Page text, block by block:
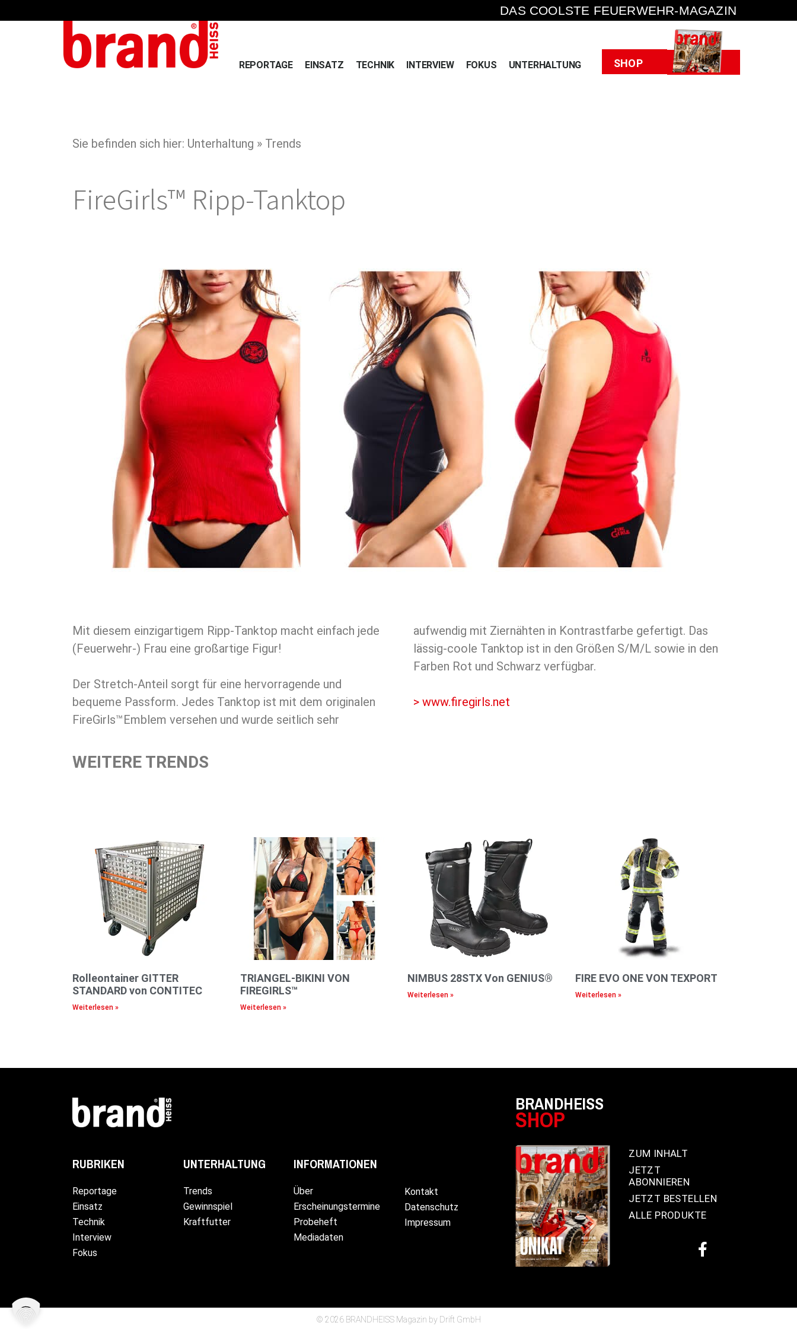
DAS COOLSTE FEUERWEHR-MAGAZIN
REPORTAGE EINSATZ TECHNIK INTERVIEW FOKUS UNTERHALTUNG SHOP Heft
Sie befinden sich hier: Unterhaltung » Trends
FireGirls™ Ripp-Tanktop
Mit diesem einzigartigem Ripp-Tanktop macht einfach jede
(Feuerwehr-) Frau eine großartige Figur!
Der Stretch-Anteil sorgt für eine hervorragende und
bequeme Passform. Jedes Tanktop ist mit dem originalen
FireGirls™Emblem versehen und wurde seitlich sehr
aufwendig mit Ziernähten in Kontrastfarbe gefertigt. Das
lässig-coole Tanktop ist in den Größen S/M/L sowie in den
Farben Rot und Schwarz verfügbar.
> www.firegirls.net
WEITERE TRENDS
Rolleontainer GITTER
STANDARD von CONTITEC
Weiterlesen »
TRIANGEL-BIKINI VON
FIREGIRLS™
Weiterlesen »
NIMBUS 28STX Von GENIUS®
Weiterlesen »
FIRE EVO ONE VON TEXPORT
Weiterlesen »
RUBRIKEN
Reportage
Einsatz
Technik
Interview
Fokus
UNTERHALTUNG
Trends
Gewinnspiel
Kraftfutter
INFORMATIONEN
Über
Erscheinungstermine
Probeheft
Mediadaten
Kontakt
Datenschutz
Impressum
BRANDHEISS
SHOP
ZUM INHALT
JETZT
ABONNIEREN
JETZT BESTELLEN
ALLE PRODUKTE
© 2026 BRANDHEISS Magazin by Drift GmbH